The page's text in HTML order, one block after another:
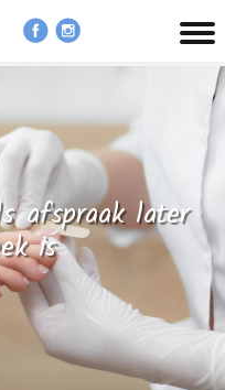
afspraak later
is